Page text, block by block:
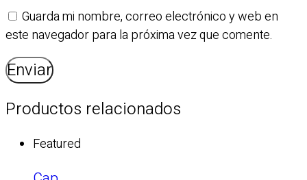
Guarda mi nombre, correo electrónico y web en
este navegador para la próxima vez que comente.
Productos relacionados
Featured